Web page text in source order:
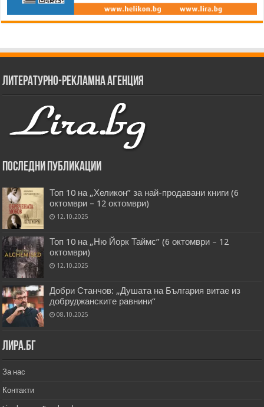
Литературно-рекламна агенция
Последни публикации
Топ 10 на „Хеликон” за най-продавани книги (6
октомври – 12 октомври)
12.10.2025
Топ 10 на „Ню Йорк Таймс” (6 октомври – 12
октомври)
12.10.2025
Добри Станчов: „Душата на България витае из
добруджанските равнини“
08.10.2025
Лира.бг
За нас
Контакти